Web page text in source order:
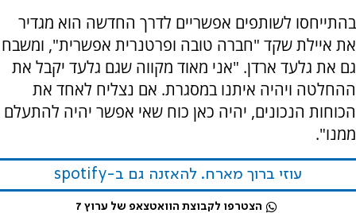
בהתייחסו לשותפים אפשריים לדרך החדשה הוא מגדיר
את איילת שקד "חברה טובה ופרטנרית אפשרית", ומשבח
גם את גלעד ארדן. "אני מאוד מקווה שגם גלעד יקבל את
ההחלטה ויהיה איתנו במסגרת. אם נצליח לאחד את
הכוחות הנכונים, יהיה כאן כוח שאי אפשר יהיה להתעלם
ממנו".
עוזי ברוך מארח. להאזנה גם ב-spotify
הצטרפו לקבוצת הוואטצאפ של ערוץ 7